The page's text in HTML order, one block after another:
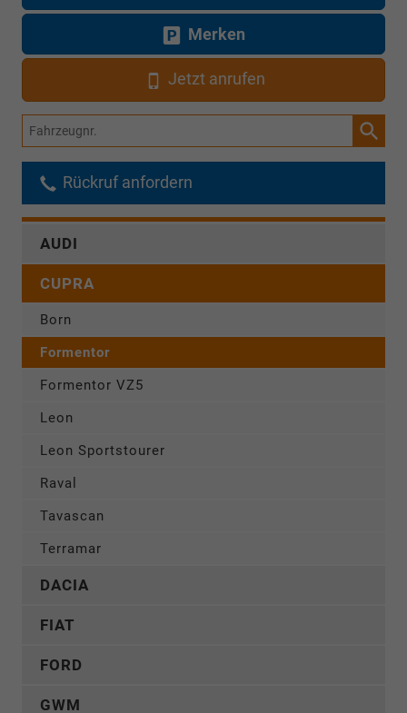
Merken
Jetzt anrufen
Fahrzeugnr.
Rückruf anfordern
AUDI
CUPRA
Born
Formentor
Formentor VZ5
Leon
Leon Sportstourer
Raval
Tavascan
Terramar
DACIA
FIAT
FORD
GWM